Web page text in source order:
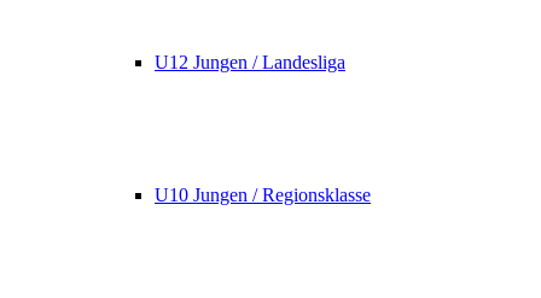
U12 Jungen / Landesliga
U10 Jungen / Regionsklasse